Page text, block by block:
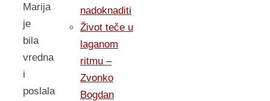
Marija
je
bila
vredna
i
poslala
nadoknaditi
Život teče u
laganom
ritmu –
Zvonko
Bogdan